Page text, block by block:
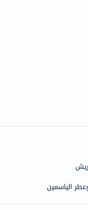
الياسمين